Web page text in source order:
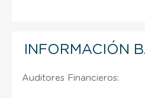
INFORMACIÓN
Auditores Financieros: